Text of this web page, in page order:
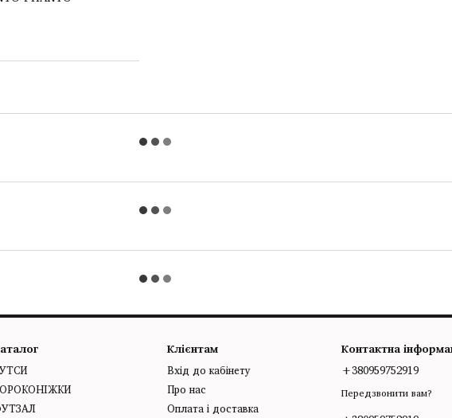
Клієнтам
Вхід до кабінету
Про нас
Оплата і доставка
Контактна
+380959752919
Передзвонити вам?